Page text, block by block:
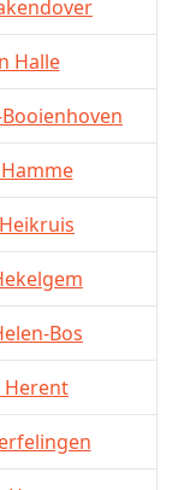
Halle
Bos
Herent